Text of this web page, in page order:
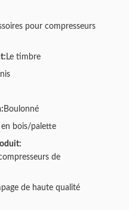
pour compresseurs
Le timbre
Boulonné
bois/palette
de
de haute qualité